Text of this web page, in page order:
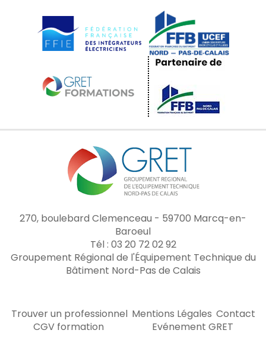
270, boulebard Clemenceau - 59700 Marcq-en-
Baroeul
Tél : 03 20 72 02 92
Groupement Régional de l'Équipement Technique du
Bâtiment Nord-Pas de Calais
Trouver un professionnel Mentions Légales Contact
CGV formation
Evénement GRET